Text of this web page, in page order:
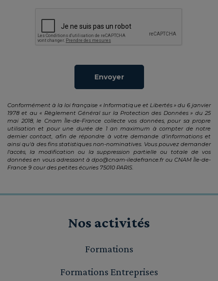
Envoyer
Conformément à la loi française « Informatique et Libertés » du 6 janvier
1978 et au « Règlement Général sur la Protection des Données » du 25
mai 2018, le Cnam Île-de-France collecte vos données, pour sa propre
utilisation et pour une durée de 1 an maximum à compter de notre
dernier contact, afin de répondre à votre demande d'informations et
ainsi qu'à des fins statistiques non-nominatives. Vous pouvez demander
l'accès, la modification ou la suppression partielle ou totale de vos
données en vous adressant àdpo@cnam-iledefrance.frou CNAM Île-de-
France 9 cour des petites écuries 75010 PARIS.
Nos activités
Formations
Formations Entreprises